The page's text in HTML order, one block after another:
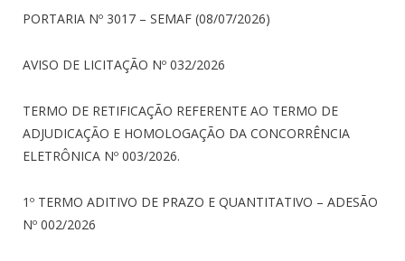
PORTARIA Nº 3017 – SEMAF (08/07/2026)
AVISO DE LICITAÇÃO Nº 032/2026
TERMO DE RETIFICAÇÃO REFERENTE AO TERMO DE
ADJUDICAÇÃO E HOMOLOGAÇÃO DA CONCORRÊNCIA
ELETRÔNICA Nº 003/2026.
1º TERMO ADITIVO DE PRAZO E QUANTITATIVO – ADESÃO
Nº 002/2026